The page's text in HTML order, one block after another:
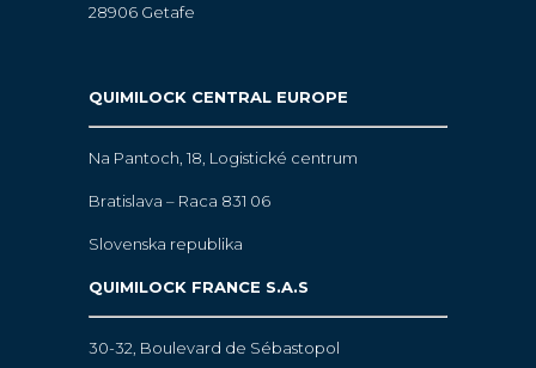
28906 Getafe
QUIMILOCK CENTRAL EUROPE
Na Pantoch, 18, Logistické centrum
Bratislava – Raca 831 06
Slovenska republika
QUIMILOCK FRANCE S.A.S
30-32, Boulevard de Sébastopol